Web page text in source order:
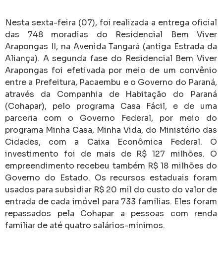
Nesta sexta-feira (07), foi realizada a entrega oficial
das 748 moradias do Residencial Bem Viver
Arapongas II, na Avenida Tangará (antiga Estrada da
Aliança). A segunda fase do Residencial Bem Viver
Arapongas foi efetivada por meio de um convênio
entre a Prefeitura, Pacaembu e o Governo do Paraná,
através da Companhia de Habitação do Paraná
(Cohapar), pelo programa Casa Fácil, e de uma
parceria com o Governo Federal, por meio do
programa Minha Casa, Minha Vida, do Ministério das
Cidades, com a Caixa Econômica Federal. O
investimento foi de mais de R$ 127 milhões. O
empreendimento recebeu também R$ 18 milhões do
Governo do Estado. Os recursos estaduais foram
usados para subsidiar R$ 20 mil do custo do valor de
entrada de cada imóvel para 733 famílias. Eles foram
repassados pela Cohapar a pessoas com renda
familiar de até quatro salários-mínimos.